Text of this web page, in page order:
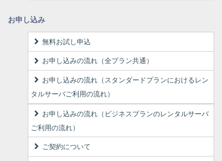
お申し込み
無料お試し申込
お申し込みの流れ（全プラン共通）
お申し込みの流れ（スタンダードプランにおけるレン
タルサーバご利用の流れ）
お申し込みの流れ（ビジネスプランのレンタルサーバ
ご利用の流れ）
ご契約について